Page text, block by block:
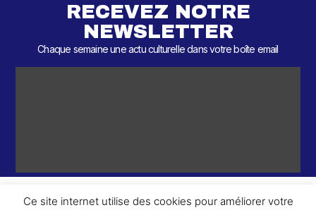
RECEVEZ NOTRE
NEWSLETTER
Chaque semaine une actu culturelle dans votre boîte email
Ce site internet utilise des cookies pour améliorer votre